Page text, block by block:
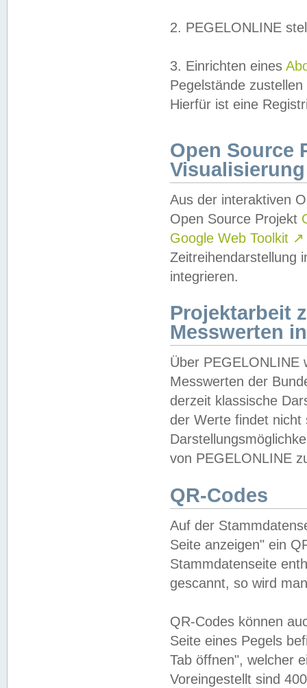
2. PEGELONLINE
3. Einrichten eines
Pegelstände
Hierfür ist eine
Open Source
Visualisierung
Aus der interaktiven
Open Source Projekt
Google Web Toolkit ↗
Zeitreihendarstellung
integrieren.
Projektarbeit
Messwerten
Über PEGELONLINE
Messwerten der
derzeit klassische
der Werte findet
von PEGELONLINE
QR-Codes
Auf der
Seite anzeigen" ein
Stammdatenseite
gescannt, so wird
QR-Codes können
Seite eines Pegels
Tab öffnen", welcher
Voreingestellt sind